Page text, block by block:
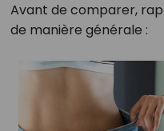
Avant de comparer,
de manière générale :